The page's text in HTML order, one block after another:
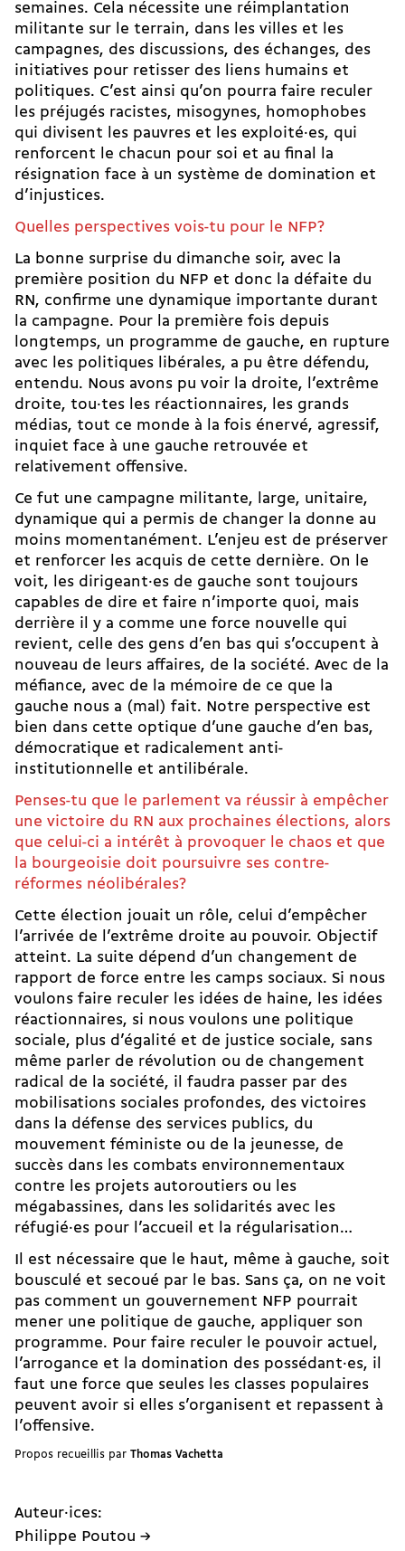
semaines. Cela nécessite une réimplantation
militante sur le terrain, dans les villes et les
campagnes, des discussions, des échanges, des
initiatives pour retisser des liens humains et
politiques. C’est ainsi qu’on pourra faire reculer
les préjugés racistes, misogynes, homophobes
qui divisent les pauvres et les exploité·es, qui
renforcent le chacun pour soi et au final la
résignation face à un système de domination et
d’injustices.
Quelles perspectives vois-tu pour le NFP?
La bonne surprise du dimanche soir, avec la
première position du NFP et donc la défaite du
RN, confirme une dynamique importante durant
la campagne. Pour la première fois depuis
longtemps, un programme de gauche, en rupture
avec les politiques libérales, a pu être défendu,
entendu. Nous avons pu voir la droite, l’extrême
droite, tou·tes les réactionnaires, les grands
médias, tout ce monde à la fois énervé, agressif,
inquiet face à une gauche retrouvée et
relativement offensive.
Ce fut une campagne militante, large, unitaire,
dynamique qui a permis de changer la donne au
moins momentanément. L’enjeu est de préserver
et renforcer les acquis de cette dernière. On le
voit, les dirigeant·es de gauche sont toujours
capables de dire et faire n’importe quoi, mais
derrière il y a comme une force nouvelle qui
revient, celle des gens d’en bas qui s’occupent à
nouveau de leurs affaires, de la société. Avec de la
méfiance, avec de la mémoire de ce que la
gauche nous a (mal) fait. Notre perspective est
bien dans cette optique d’une gauche d’en bas,
démocratique et radicalement anti-
institutionnelle et antilibérale.
Penses-tu que le parlement va réussir à empêcher
une victoire du RN aux prochaines élections, alors
que celui-ci a intérêt à provoquer le chaos et que
la bourgeoisie doit poursuivre ses contre-
réformes néolibérales?
Cette élection jouait un rôle, celui d’empêcher
l’arrivée de l’extrême droite au pouvoir. Objectif
atteint. La suite dépend d’un changement de
rapport de force entre les camps sociaux. Si nous
voulons faire reculer les idées de haine, les idées
réactionnaires, si nous voulons une politique
sociale, plus d’égalité et de justice sociale, sans
même parler de révolution ou de changement
radical de la société, il faudra passer par des
mobilisations sociales profondes, des victoires
dans la défense des services publics, du
mouvement féministe ou de la jeunesse, de
succès dans les combats environnementaux
contre les projets autoroutiers ou les
mégabassines, dans les solidarités avec les
réfugié·es pour l’accueil et la régularisation…
Il est nécessaire que le haut, même à gauche, soit
bousculé et secoué par le bas. Sans ça, on ne voit
pas comment un gouvernement NFP pourrait
mener une politique de gauche, appliquer son
programme. Pour faire reculer le pouvoir actuel,
l’arrogance et la domination des possédant·es, il
faut une force que seules les classes populaires
peuvent avoir si elles s’organisent et repassent à
l’offensive.
Propos recueillis par Thomas Vachetta
Auteur·ices:
Philippe Poutou →